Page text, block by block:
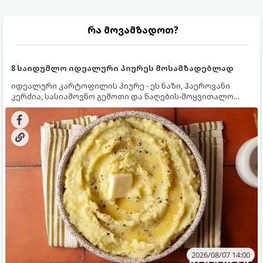
რა მოვამზადოთ?
8 საიდუმლო იდეალური პიურეს მოსამზადებლად
იდეალური კარტოფილის პიურე - ეს ნაზი, ჰაეროვანი
კერძია, სასიამოვნო გემოთი და ნაღების-მოყვითალო
ფერით. მისი მომზადება ძალიან მარტივია, მაგრამ
არსებობს რამდენიმე საიდუმლო, რომლებიც უნდა
იცოდეთ, რომ პიურე იდეალურად გემრიელი გამოვიდეს.
2026/08/07 14:00